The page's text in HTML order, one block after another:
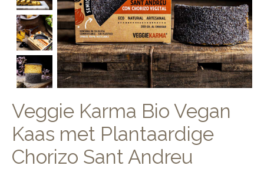
Veggie Karma Bio Vegan
Kaas met Plantaardige
Chorizo Sant Andreu